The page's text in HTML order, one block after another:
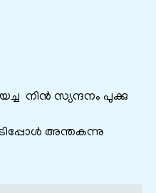
നിൻ സ്യന്ദനം പുക്കു
അന്തകന്നു